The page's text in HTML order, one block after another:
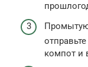
компот и